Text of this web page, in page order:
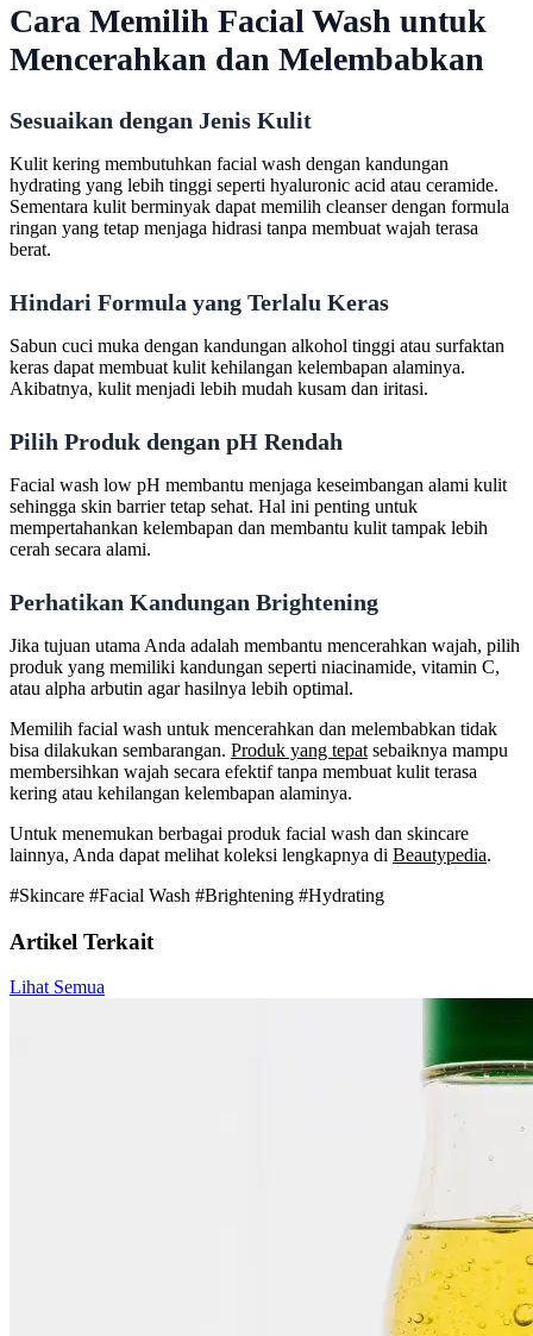
Cara Memilih Facial Wash untuk
Mencerahkan dan Melembabkan
Sesuaikan dengan Jenis Kulit
Kulit kering membutuhkan facial wash dengan kandungan
hydrating yang lebih tinggi seperti hyaluronic acid atau ceramide.
Sementara kulit berminyak dapat memilih cleanser dengan formula
ringan yang tetap menjaga hidrasi tanpa membuat wajah terasa
berat.
Hindari Formula yang Terlalu Keras
Sabun cuci muka dengan kandungan alkohol tinggi atau surfaktan
keras dapat membuat kulit kehilangan kelembapan alaminya.
Akibatnya, kulit menjadi lebih mudah kusam dan iritasi.
Pilih Produk dengan pH Rendah
Facial wash low pH membantu menjaga keseimbangan alami kulit
sehingga skin barrier tetap sehat. Hal ini penting untuk
mempertahankan kelembapan dan membantu kulit tampak lebih
cerah secara alami.
Perhatikan Kandungan Brightening
Jika tujuan utama Anda adalah membantu mencerahkan wajah, pilih
produk yang memiliki kandungan seperti niacinamide, vitamin C,
atau alpha arbutin agar hasilnya lebih optimal.
Memilih facial wash untuk mencerahkan dan melembabkan tidak
bisa dilakukan sembarangan. Produk yang tepat sebaiknya mampu
membersihkan wajah secara efektif tanpa membuat kulit terasa
kering atau kehilangan kelembapan alaminya.
Untuk menemukan berbagai produk facial wash dan skincare
lainnya, Anda dapat melihat koleksi lengkapnya di Beautypedia.
#Skincare #Facial Wash #Brightening #Hydrating
Artikel Terkait
Lihat Semua